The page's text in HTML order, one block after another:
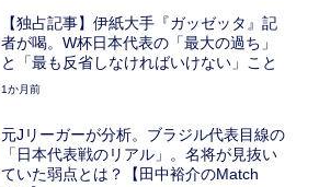
【独占記事】伊紙大手『ガッゼッタ』記
者が喝。W杯日本代表の「最大の過ち」
と「最も反省しなければいけない」こと
1か月前
元Jリーガーが分析。ブラジル代表目線の
「日本代表戦のリアル」。名将が見抜い
ていた弱点とは？【田中裕介のMatch